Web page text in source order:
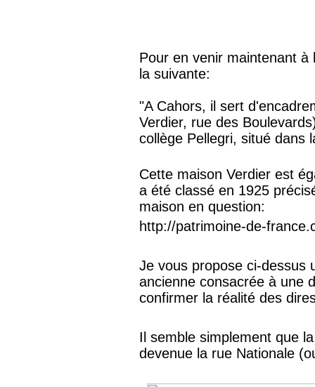
Pour en venir maintenant
la suivante:
"A Cahors, il sert
Verdier, rue des
collège Pellegri, situé dans
Cette maison Verdier est
a été classé en 1925
maison en question:
http://patrimoine-de-
Je vous propose ci-dessus
ancienne consacrée à une
confirmer la réalité des
Il semble simplement que
devenue la rue Nationale